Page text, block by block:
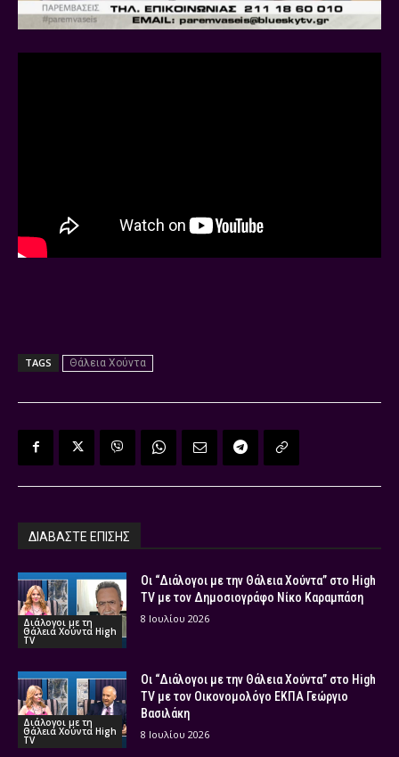
TAGS Θάλεια Χούντα
ΔΙΑΒΑΣΤΕ ΕΠΙΣΗΣ
Διάλογοι με τη
Θάλεια Χούντα High
TV
Οι “Διάλογοι με την Θάλεια Χούντα” στο High
TV με τον Δημοσιογράφο Νίκο Καραμπάση
8 Ιουλίου 2026
Διάλογοι με τη
Θάλεια Χούντα High
TV
Οι “Διάλογοι με την Θάλεια Χούντα” στο High
TV με τον Οικονομολόγο ΕΚΠΑ Γεώργιο
Βασιλάκη
8 Ιουλίου 2026